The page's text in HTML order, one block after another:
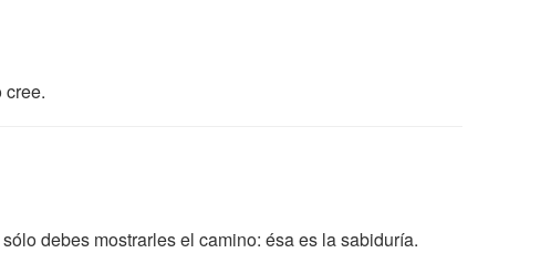
cree.
debes mostrarles el camino: ésa es la sabiduría.